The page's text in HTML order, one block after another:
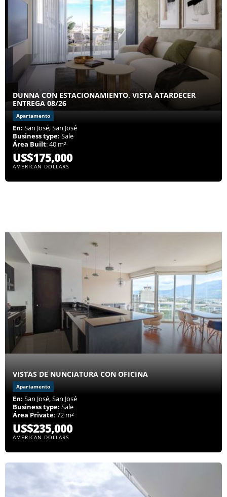
DUNNA CON ESTACIONAMIENTO, VISTA ATARDECER
ENTREGA 08/26
Apartamento
En: San José, San José
Business type: Sale
Área Built: 40 m²
US$175,000
AMERICAN DOLLARS
VISTAS DE NUNCIATURA CON OFICINA
Apartamento
En: San José, San José
Business type: Sale
Área Private: 72 m²
US$235,000
AMERICAN DOLLARS